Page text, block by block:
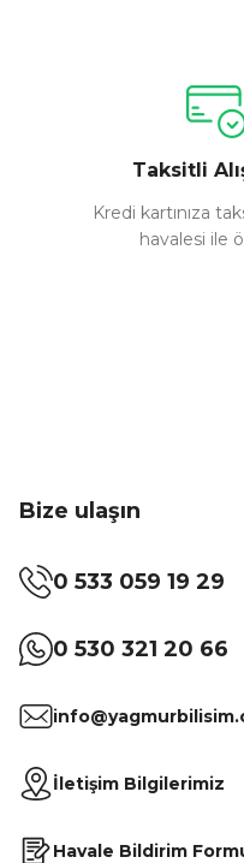
Ürün açıklamasında
Ürün bilgilerinde
Ürün fiyatı diğer
Bu ürüne benzer
Taksitli
Kredi kartınıza
havalesi ile
Bize ulaşın
0 533 059 19 29
0 530 321 20 66
İletişim Bilgilerimiz
Havale Bildirim